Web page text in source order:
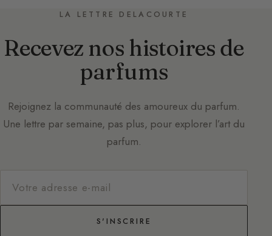
LA LETTRE DELACOURTE
Recevez nos histoires de
parfums
Rejoignez la communauté des amoureux du parfum.
Une lettre par semaine, pas plus, pour explorer l’art du
parfum.
S'INSCRIRE